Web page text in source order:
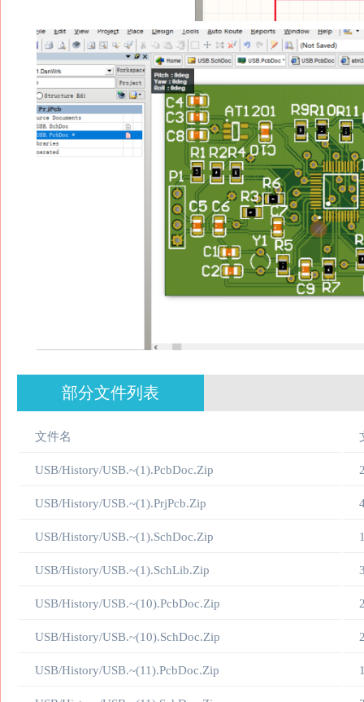
部分文件列表
文件名
USB/History/USB.~(1).PcbDoc.Zip
USB/History/USB.~(1).PrjPcb.Zip
USB/History/USB.~(1).SchDoc.Zip
USB/History/USB.~(1).SchLib.Zip
USB/History/USB.~(10).PcbDoc.Zip
USB/History/USB.~(10).SchDoc.Zip
USB/History/USB.~(11).PcbDoc.Zip